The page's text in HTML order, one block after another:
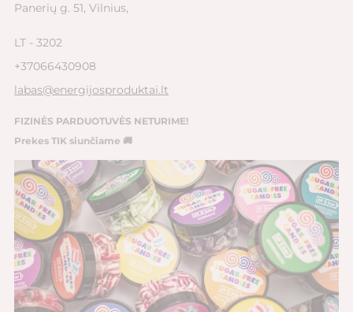
Panerių g. 51, Vilnius,
LT - 3202
+37066430908
labas@energijosproduktai.lt
FIZINĖS PARDUOTUVĖS NETURIME!
Prekes TIK siunčiame 🚚